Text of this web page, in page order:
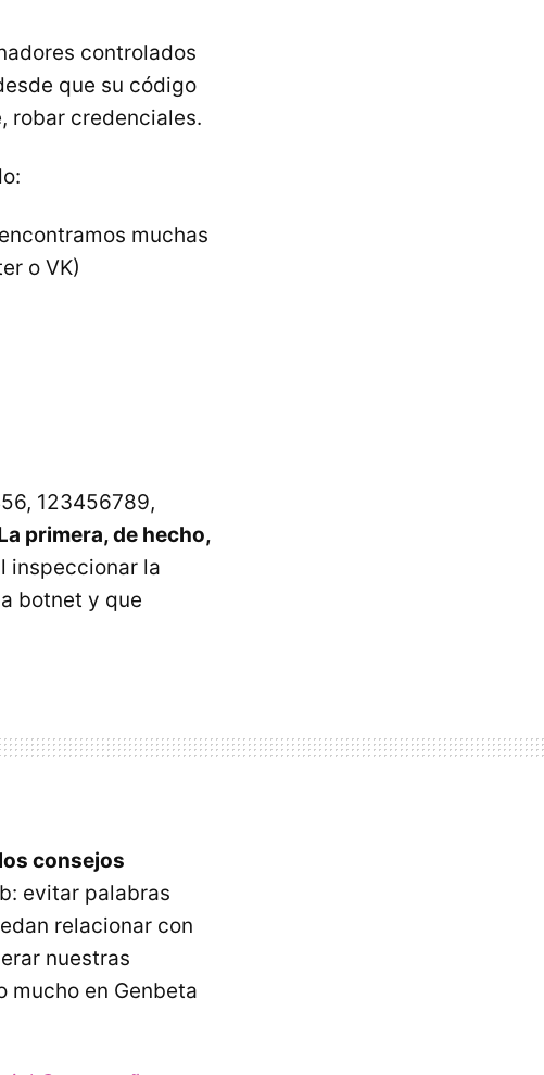
controlados
que su código
robar credenciales.
muchas
o VK)
123456789,
primera, de hecho,
inspeccionar la
botnet y que
consejos
evitar palabras
relacionar con
nuestras
mucho en Genbeta